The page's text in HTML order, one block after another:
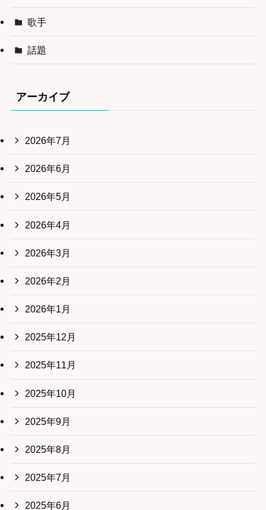
歌手
話題
アーカイブ
2026年7月
2026年6月
2026年5月
2026年4月
2026年3月
2026年2月
2026年1月
2025年12月
2025年11月
2025年10月
2025年9月
2025年8月
2025年7月
2025年6月